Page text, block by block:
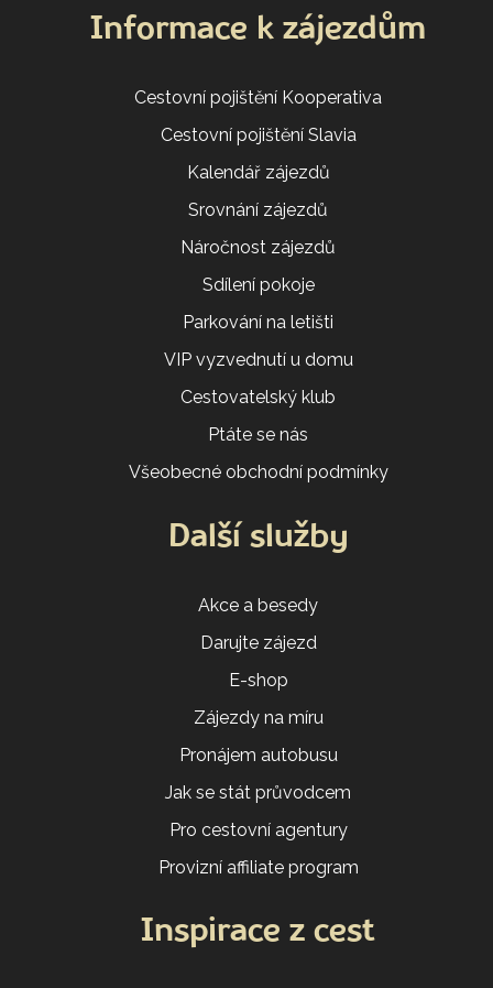
Informace k zájezdům
Cestovní pojištění Kooperativa
Cestovní pojištění Slavia
Kalendář zájezdů
Srovnání zájezdů
Náročnost zájezdů
Sdílení pokoje
Parkování na letišti
VIP vyzvednutí u domu
Cestovatelský klub
Ptáte se nás
Všeobecné obchodní podmínky
Další služby
Akce a besedy
Darujte zájezd
E-shop
Zájezdy na míru
Pronájem autobusu
Jak se stát průvodcem
Pro cestovní agentury
Provizní affiliate program
Inspirace z cest